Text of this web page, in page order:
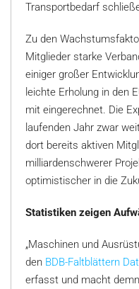
Transportbedarf
Zu den
Mitglieder starke
einiger großer
leichte Erholung in den
mit eingerechnet. Die
laufenden Jahr zwar
dort bereits aktiven
milliardenschwerer
optimistischer in die
Statistiken zeigen
„Maschinen und
den BDB-Faltblättern
erfasst und macht